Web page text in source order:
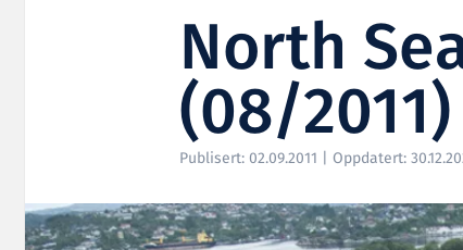
North
(08/2011)
Publisert: 02.09.2011 | Oppdatert: